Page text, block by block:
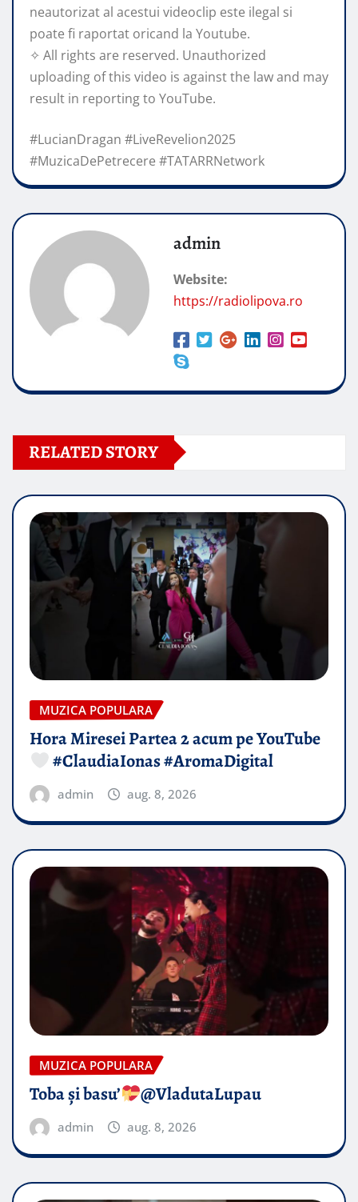
neautorizat al acestui videoclip este ilegal si
poate fi raportat oricand la Youtube.
✧ All rights are reserved. Unauthorized
uploading of this video is against the law and may
result in reporting to YouTube.
#LucianDragan #LiveRevelion2025
#MuzicaDePetrecere #TATARRNetwork
admin
Website:
https://radiolipova.ro
RELATED STORY
MUZICA POPULARA
Hora Miresei Partea 2 acum pe YouTube
#ClaudiaIonas #AromaDigital
admin aug. 8, 2026
MUZICA POPULARA
Toba și basu’ @VladutaLupau
admin aug. 8, 2026